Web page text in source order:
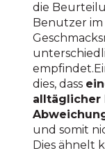
die
Benutzer
dies, dass
alltäglicher
und somit
Dies ähnelt